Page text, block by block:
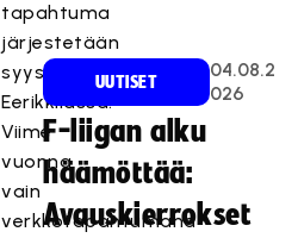
tapahtuma
järjestetään
syyskuussa
Eerikkilässä.
Viime
vuonna
vain
verkkotapahtumana
UUTISET
04.08.2
026
F-liigan alku
häämöttää:
Avauskierrokset